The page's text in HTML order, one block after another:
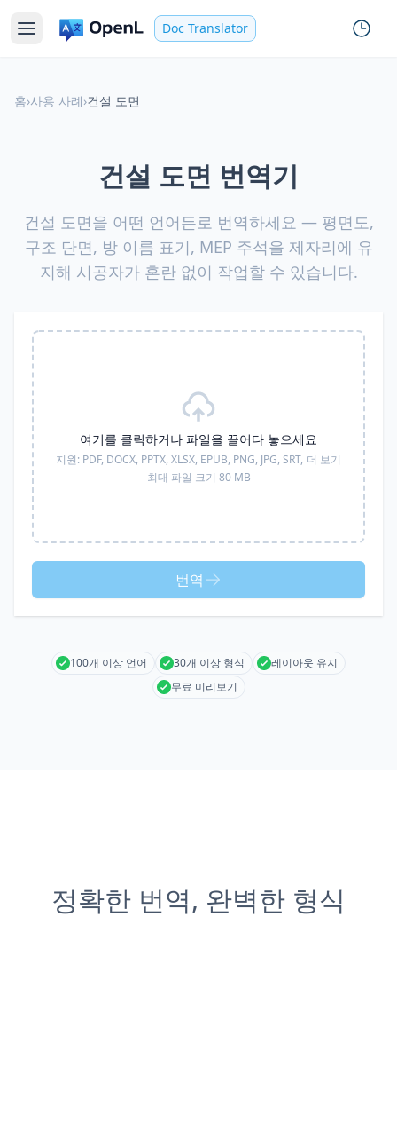
Doc Translator
홈›사용 사례›건설 도면
건설 도면 번역기
건설 도면을 어떤 언어든로 번역하세요 — 평면도,
구조 단면, 방 이름 표기, MEP 주석을 제자리에 유
지해 시공자가 혼란 없이 작업할 수 있습니다.
여기를 클릭하거나 파일을 끌어다 놓으세요
지원: PDF, DOCX, PPTX, XLSX, EPUB, PNG, JPG, SRT, 더 보기
최대 파일 크기 80 MB
번역
100개 이상 언어 30개 이상 형식
레이아웃 유지
무료 미리보기
정확한 번역, 완벽한 형식